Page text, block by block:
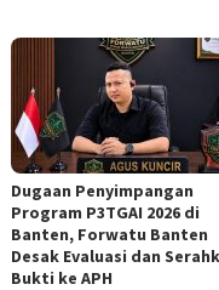
Dugaan Penyimpangan
Program P3TGAI 2026 di
Banten, Forwatu Banten
Desak Evaluasi dan
Bukti ke APH